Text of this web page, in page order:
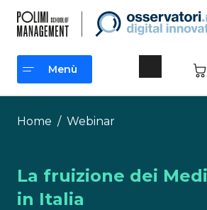
contenuto
Menù
Menù
Home / Webinar
La fruizione dei
in Italia